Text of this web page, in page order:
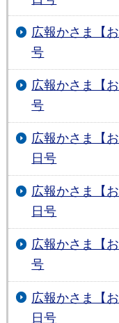
広報かさま【
号
広報かさま【
号
広報かさま【
日号
広報かさま【
日号
広報かさま【
号
広報かさま【
日号